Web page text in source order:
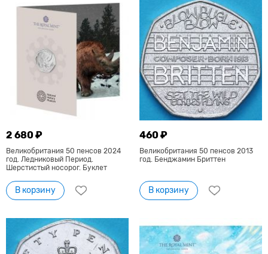
2 680 ₽
Великобритания 50 пенсов 2024
год. Ледниковый Период.
Шерстистый носорог. Буклет
В корзину
460 ₽
Великобритания 50 пенсов 2013
год. Бенджамин Бриттен
В корзину